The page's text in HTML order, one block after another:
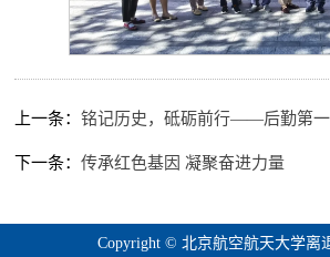
上一条：铭记历史，砥砺前行——后勤第一党支部组织党员
下一条：传承红色基因 凝聚奋进力量
Copyright © 北京航空航天大学离